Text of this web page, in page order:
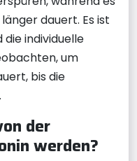
dauert. Es ist
die individuelle
um
bis die
der
werden?